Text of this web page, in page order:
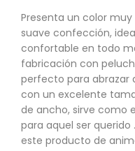
Presenta un color
suave confección,
confortable en todo
fabricación con
perfecto para abrazar
con un excelente
de ancho, sirve como
para aquel ser querido
este producto de